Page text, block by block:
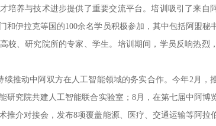
培养与技术进步提供了重要交流平台。培训吸引了来自
和伊拉克等国的100余名学员积极参加，其中包括阿盟秘
校、研究院所的专家、学生。培训期间，学员反响热烈
推动中阿双方在人工智能领域的务实合作。今年2月，
研究院共建人工智能联合实验室；8月，在第七届中阿博
推介对接会，发布8项覆盖能源、医疗、交通运输等阿拉